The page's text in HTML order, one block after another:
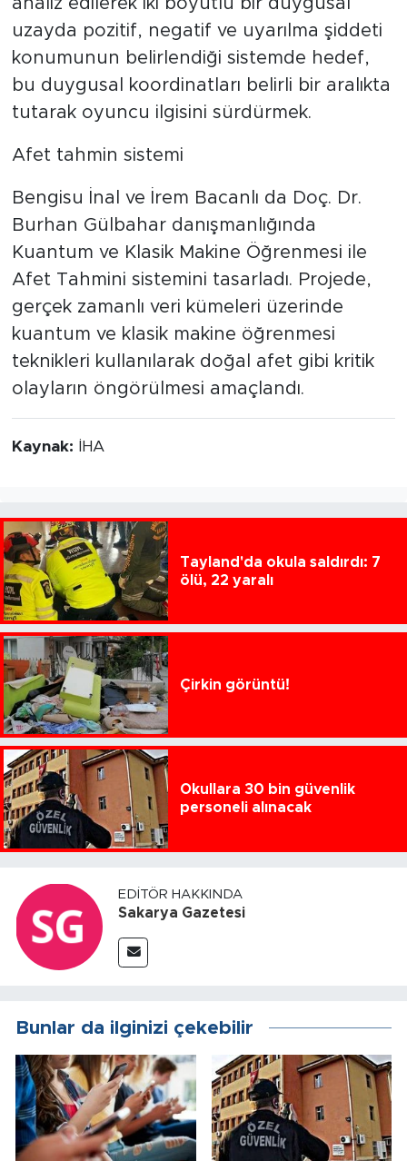
analiz edilerek iki boyutlu bir duygusal
uzayda pozitif, negatif ve uyarılma şiddeti
konumunun belirlendiği sistemde hedef,
bu duygusal koordinatları belirli bir aralıkta
tutarak oyuncu ilgisini sürdürmek.
Afet tahmin sistemi
Bengisu İnal ve İrem Bacanlı da Doç. Dr.
Burhan Gülbahar danışmanlığında
Kuantum ve Klasik Makine Öğrenmesi ile
Afet Tahmini sistemini tasarladı. Projede,
gerçek zamanlı veri kümeleri üzerinde
kuantum ve klasik makine öğrenmesi
teknikleri kullanılarak doğal afet gibi kritik
olayların öngörülmesi amaçlandı.
Kaynak: İHA
Tayland'da okula saldırdı: 7
ölü, 22 yaralı
Çirkin görüntü!
Okullara 30 bin güvenlik
personeli alınacak
EDITÖR HAKKINDA
Sakarya Gazetesi
Bunlar da ilginizi çekebilir